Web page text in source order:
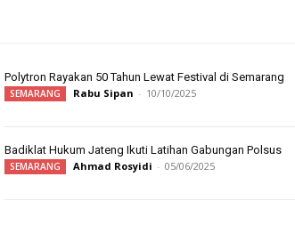
Polytron Rayakan 50 Tahun Lewat Festival di Semarang
SEMARANG Rabu Sipan - 10/10/2025
Badiklat Hukum Jateng Ikuti Latihan Gabungan Polsus
SEMARANG Ahmad Rosyidi - 05/06/2025